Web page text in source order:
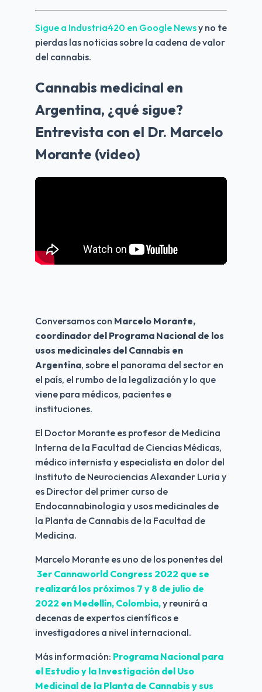
Sigue a Industria420 en Google News y no te
pierdas las noticias sobre la cadena de valor
del cannabis.
Cannabis medicinal en
Argentina, ¿qué sigue?
Entrevista con el Dr. Marcelo
Morante (video)
Conversamos con Marcelo Morante,
coordinador del Programa Nacional de los
usos medicinales del Cannabis en
Argentina, sobre el panorama del sector en
el país, el rumbo de la legalización y lo que
viene para médicos, pacientes e
instituciones.
El Doctor Morante es profesor de Medicina
Interna de la Facultad de Ciencias Médicas,
médico internista y especialista en dolor del
Instituto de Neurociencias Alexander Luria y
es Director del primer curso de
Endocannabinologia y usos medicinales de
la Planta de Cannabis de la Facultad de
Medicina.
Marcelo Morante es uno de los ponentes del
3er Cannaworld Congress 2022 que se
realizará los próximos 7 y 8 de julio de
2022 en Medellín, Colombia, y reunirá a
decenas de expertos científicos e
investigadores a nivel internacional.
Más información: Programa Nacional para
el Estudio y la Investigación del Uso
Medicinal de la Planta de Cannabis y sus